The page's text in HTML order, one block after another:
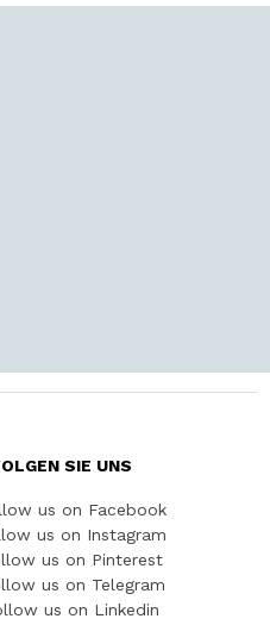
SIE UNS
us on Facebook
us on Instagram
us on Pinterest
us on Telegram
us on Linkedin